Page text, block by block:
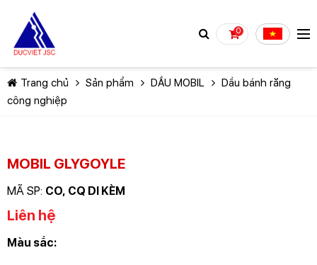
0
TIẾP TỤC MUA HÀNG
Trang chủ Sản phẩm DẦU MOBIL
Dầu bánh răng
công nghiệp
MOBIL GLYGOYLE
MÃ SP: CO, CQ DI KÈM
Liên hệ
Màu sắc: